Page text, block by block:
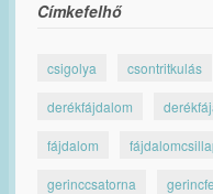
Címkefelhő
csigolya csontritkulás
derékfájdalom
fájdalom
gerinccsatorna